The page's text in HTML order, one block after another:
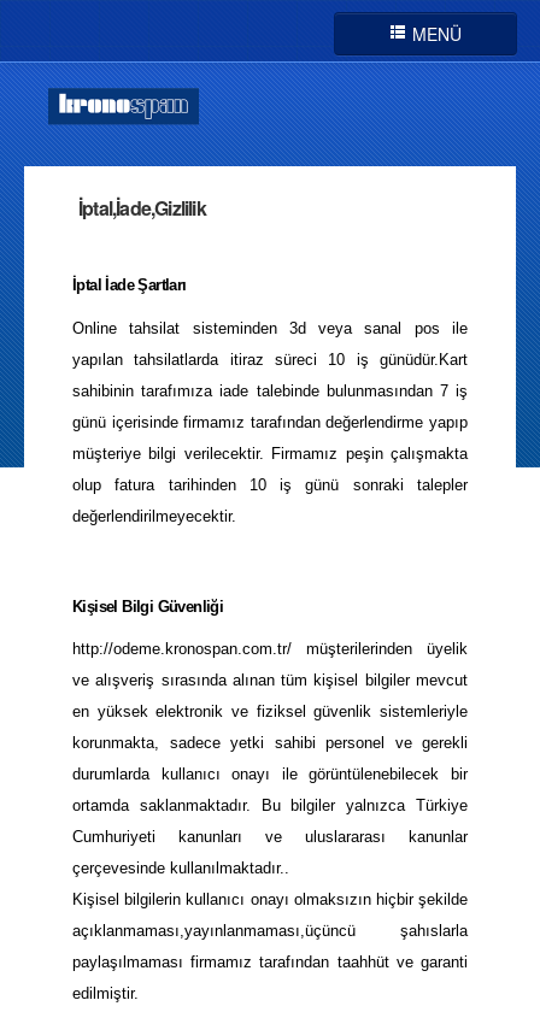
MENÜ
Anasayfa
İptal,İade,Gizlilik
Hizmet Sözleşmeleri
İletişim
TaksitTablosu
Türkçe
İptal,İade,Gizlilik
İptal İade Şartları
Online tahsilat sisteminden 3d veya sanal pos ile
yapılan tahsilatlarda itiraz süreci 10 iş günüdür.Kart
sahibinin tarafımıza iade talebinde bulunmasından 7 iş
günü içerisinde firmamız tarafından değerlendirme yapıp
müşteriye bilgi verilecektir. Firmamız peşin çalışmakta
olup fatura tarihinden 10 iş günü sonraki talepler
değerlendirilmeyecektir.
Kişisel Bilgi Güvenliği
http://odeme.kronospan.com.tr/ müşterilerinden üyelik
ve alışveriş sırasında alınan tüm kişisel bilgiler mevcut
en yüksek elektronik ve fiziksel güvenlik sistemleriyle
korunmakta, sadece yetki sahibi personel ve gerekli
durumlarda kullanıcı onayı ile görüntülenebilecek bir
ortamda saklanmaktadır. Bu bilgiler yalnızca Türkiye
Cumhuriyeti kanunları ve uluslararası kanunlar
çerçevesinde kullanılmaktadır..
Kişisel bilgilerin kullanıcı onayı olmaksızın hiçbir şekilde
açıklanmaması,yayınlanmaması,üçüncü şahıslarla
paylaşılmaması firmamız tarafından taahhüt ve garanti
edilmiştir.